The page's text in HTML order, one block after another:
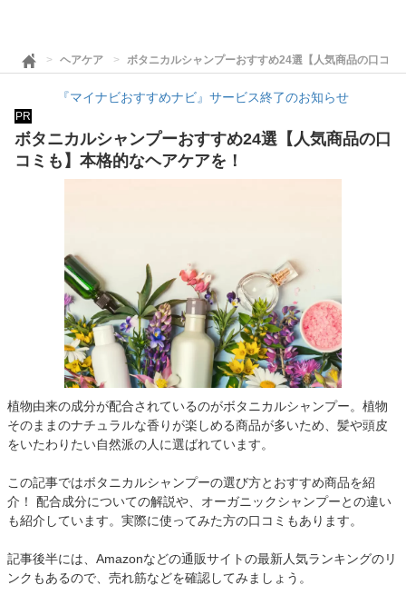
ヘアケア ボタニカルシャンプーおすすめ24選【人気商品の口コミ
『マイナビおすすめナビ』サービス終了のお知らせ
PR
ボタニカルシャンプーおすすめ24選【人気商品の口
コミも】本格的なヘアケアを！
植物由来の成分が配合されているのがボタニカルシャンプー。植物
そのままのナチュラルな香りが楽しめる商品が多いため、髪や頭皮
をいたわりたい自然派の人に選ばれています。
この記事ではボタニカルシャンプーの選び方とおすすめ商品を紹
介！ 配合成分についての解説や、オーガニックシャンプーとの違い
も紹介しています。実際に使ってみた方の口コミもあります。
記事後半には、Amazonなどの通販サイトの最新人気ランキングのリ
ンクもあるので、売れ筋などを確認してみましょう。